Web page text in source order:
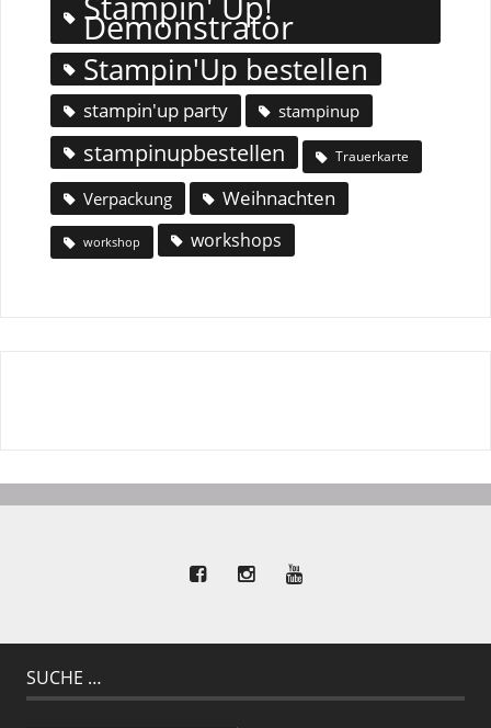
Demonstrator
Stampin'Up bestellen
stampin'up party stampinup
stampinupbestellen Trauerkarte
Verpackung Weihnachten
workshop workshops
SUCHE …